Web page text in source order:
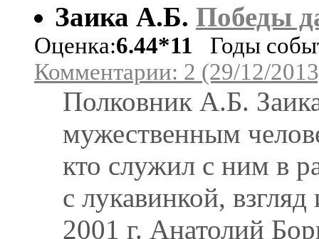
Заика А.Б. Победы
Оценка:6.44*11 Годы
Комментарии: 2 (29/12/
Полковник А.Б.
мужественным
кто служил с ним в
с лукавинкой,
2001 г. Анатолий